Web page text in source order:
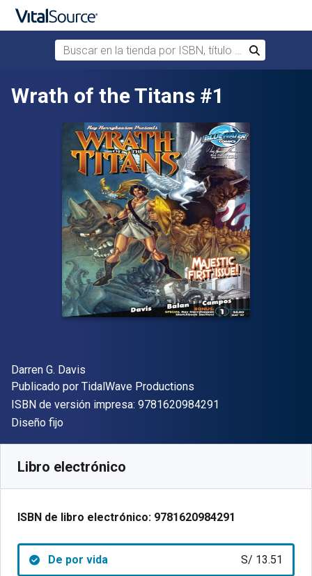
Saltar al contenido principal
Buscar en la tienda por ISBN, título o autor
Buscar
Wrath of the Titans #1
Autor(es)
Darren G. Davis
Editor
Publicado por TidalWave Productions
ISBN de versión impresa: 9781620984291
Formato
Diseño fijo
Libro electrónico
ISBN de libro electrónico: 9781620984291
De por vida S/ 13.51